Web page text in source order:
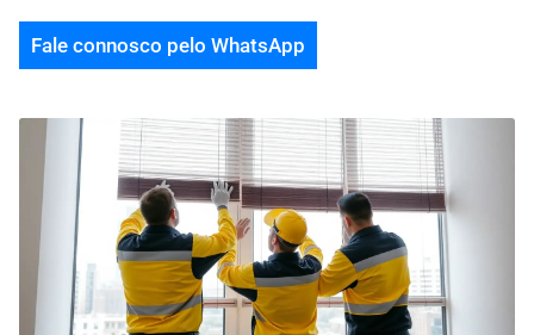
Fale connosco pelo WhatsApp